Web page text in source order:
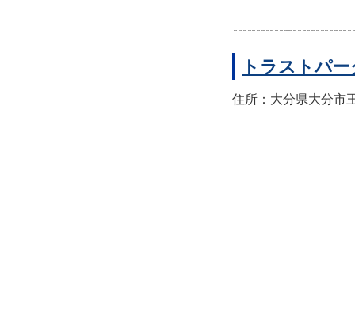
トラストパ
住所：大分県大分市